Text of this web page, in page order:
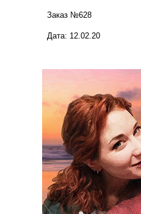
Заказ №628
Дата: 12.02.20